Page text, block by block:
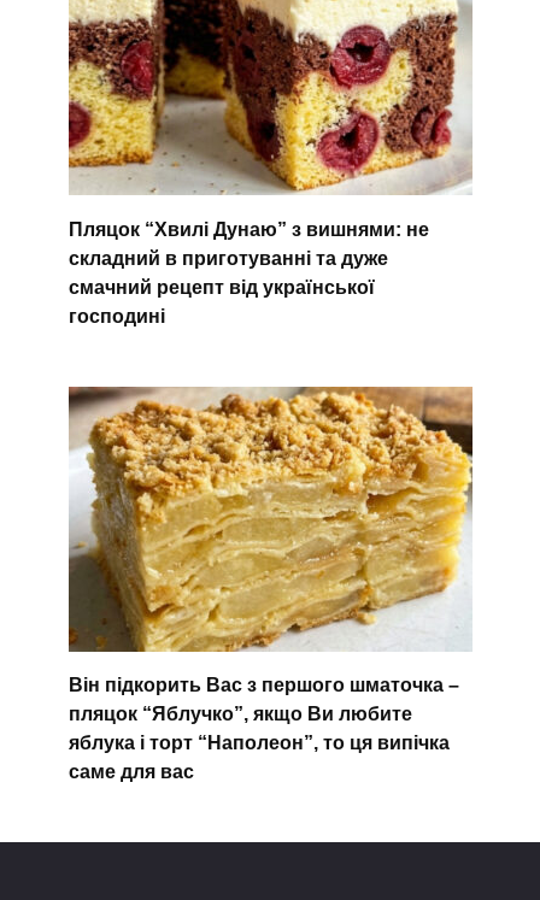
Пляцок “Хвилі Дунаю” з вишнями: не
складний в приготуванні та дуже
смачний рецепт від української
господині
Він підкорить Вас з першого шматочка –
пляцок “Яблучко”, якщо Ви любите
яблука і торт “Наполеон”, то ця випічка
саме для вас